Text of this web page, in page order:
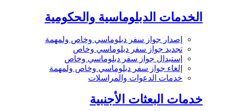
الخدمات الدبلوماسية والحكومية
إصدار جواز سفر دبلوماسي وخاص ولمهمة
تجديد جواز سفر دبلوماسي وخاص
إستبدال جواز سفر دبلوماسي وخاص
إلغاء جواز سفر دبلوماسي وخاص ولمهمة
خدمات الدعوات والمراسلات
خدمات البعثات الأجنبية